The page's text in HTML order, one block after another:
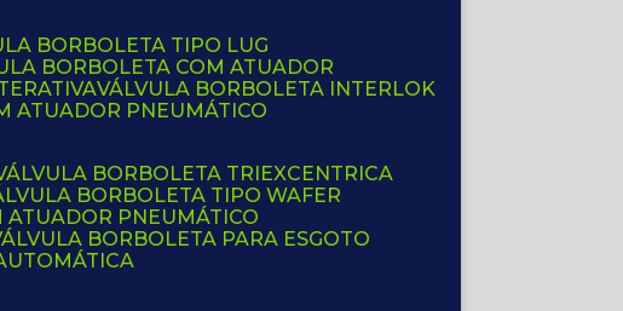
BORBOLETA TIPO LUG
BORBOLETA COM ATUADOR
VÁLVULA BORBOLETA INTERLOK
ATUADOR PNEUMÁTICO
VÁLVULA BORBOLETA TRIEXCENTRICA
BORBOLETA TIPO WAFER
ATUADOR PNEUMÁTICO
VÁLVULA BORBOLETA PARA ESGOTO